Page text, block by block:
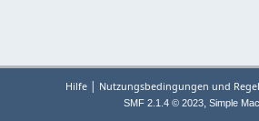
Hilfe | Nutzungsbedingungen und
SMF 2.1.4 © 2023, Simple